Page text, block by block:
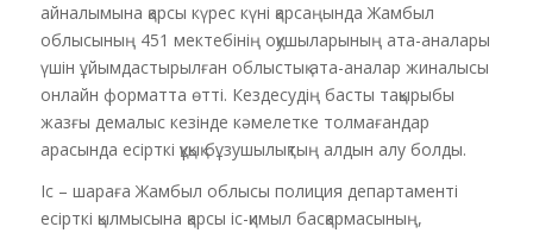
айналымына қарсы күрес күні қарсаңында Жамбыл
облысының 451 мектебінің оқушыларының ата-аналары
үшін ұйымдастырылған облыстық ата-аналар жиналысы
онлайн форматта өтті. Кездесудің басты тақырыбы
жазғы демалыс кезінде кәмелетке толмағандар
арасында есірткі құқық бұзушылықтың алдын алу болды.
Іс – шараға Жамбыл облысы полиция департаменті
есірткі қылмысына қарсы іс-қимыл басқармасының,